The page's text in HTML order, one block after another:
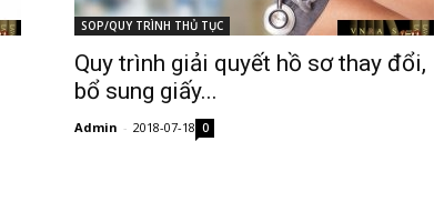
SOP/QUY TRÌNH THỦ TỤC
Quy trình giải quyết hồ sơ thay đổi,
bổ sung giấy...
Admin - 2018-07-18 0